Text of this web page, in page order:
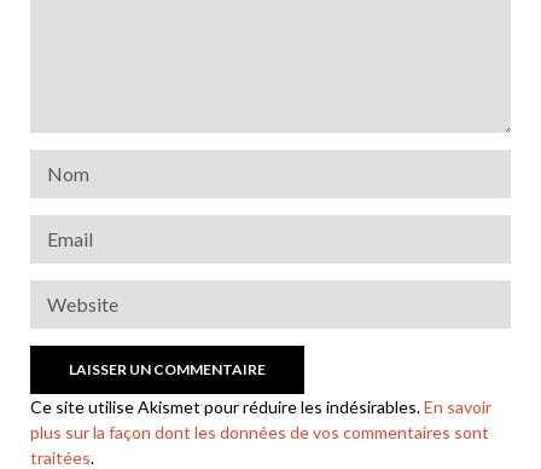
Ce site utilise Akismet pour réduire les indésirables.En savoir
plus sur la façon dont les données de vos commentaires sont
traitées.